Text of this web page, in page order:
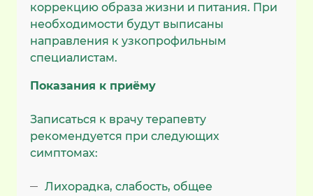
коррекцию образа жизни и питания. При
необходимости будут выписаны
направления к узкопрофильным
специалистам.
Показания к приёму
Записаться к врачу терапевту
рекомендуется при следующих
симптомах:
Лихорадка, слабость, общее